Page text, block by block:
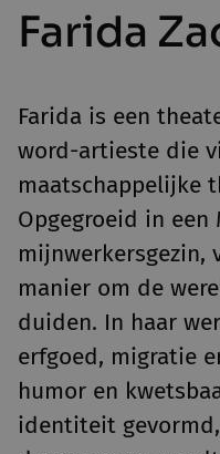
Farida
Farida is een
word-artieste die
maatschappelijke
Opgegroeid in een
mijnwerkersgezin,
manier om de
duiden. In haar
erfgoed, migratie
humor en
identiteit